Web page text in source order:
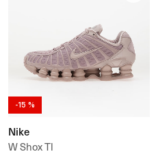
-15 %
Nike
W Shox Tl